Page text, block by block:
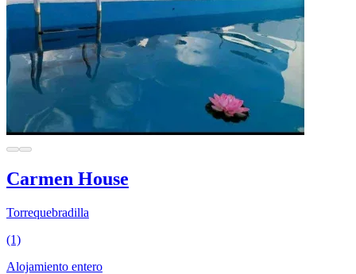
Carmen House
Torrequebradilla
(1)
Alojamiento entero